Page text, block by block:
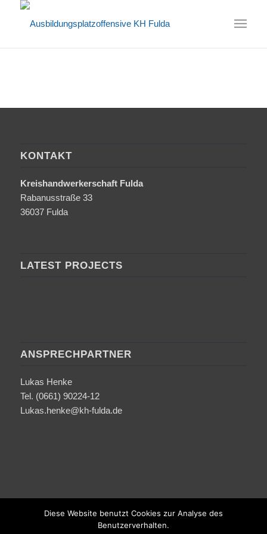
KONTAKT
Kreishandwerkerschaft Fulda
Rabanusstraße 33
36037 Fulda
LATEST PROJECTS
ANSPRECHPARTNER
Lukas Henke
Tel. (0661) 90224-12
Lukas.henke@kh-fulda.de
Diese Website benutzt Cookies zur Analyse des
Benutzerverhalten.